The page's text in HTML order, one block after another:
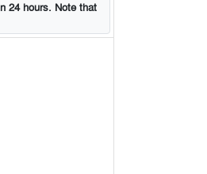
24 hours. Note that